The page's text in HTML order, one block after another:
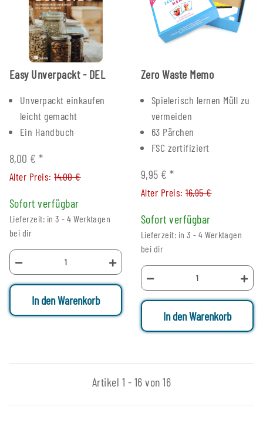
Easy Unverpackt - DEL
Unverpackt einkaufen
leicht gemacht
Ein Handbuch
8,00 €*
Alter Preis:14,00 €
Sofort verfügbar
Lieferzeit: in 3 - 4 Werktagen
bei dir
In den Warenkorb
Zero Waste Memo
Spielerisch lernen Müll zu
vermeiden
63 Pärchen
FSC zertifiziert
9,95 €*
Alter Preis:16,95 €
Sofort verfügbar
Lieferzeit: in 3 - 4 Werktagen
bei dir
In den Warenkorb
Artikel 1 - 16 von 16